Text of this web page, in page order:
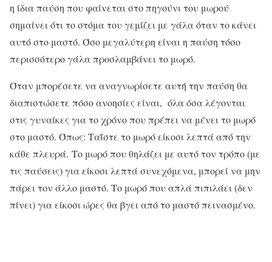
η ίδια παύση που φαίνεται στο πηγούνι του μωρού
σημαίνει ότι το στόμα του γεμίζει με γάλα όταν το κάνει
αυτό στο μαστό. Όσο μεγαλύτερη είναι η παύση τόσο
περισσότερο γάλα προσλαμβάνει το μωρό.
Όταν μπορέσετε να αναγνωρίσετε αυτή την παύση θα
διαπιστώσετε πόσο ανοησίες είναι, όλα όσα λέγονται
στις γυναίκες για το χρόνο που πρέπει να μένει το μωρό
στο μαστό. Όπως: Ταΐστε το μωρό είκοσι λεπτά από την
κάθε πλευρά. Το μωρό που θηλάζει με αυτό τον τρόπο (με
τις παύσεις) για είκοσι λεπτά συνεχόμενα, μπορεί να μην
πάρει τον άλλο μαστό. Το μωρό που απλά πιπιλάει (δεν
πίνει) για είκοσι ώρες θα βγει από το μαστό πεινασμένο.